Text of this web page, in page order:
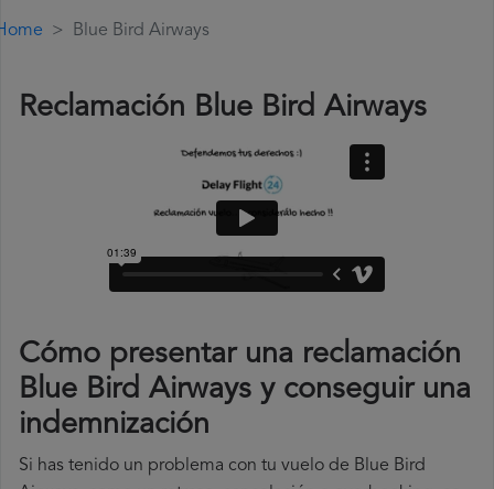
Blue Bird Airways
Reclamación Blue Bird Airways
Cómo presentar una reclamación
Blue Bird Airways y conseguir una
indemnización
Si has tenido un problema con tu vuelo de Blue Bird